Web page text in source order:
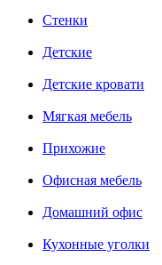
Стенки
Детские
Детские кровати
Мягкая мебель
Прихожие
Офисная мебель
Домашний офис
Кухонные уголки